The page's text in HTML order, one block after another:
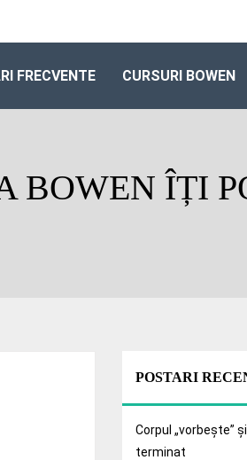
FRECVENTE CURSURI BOWEN
BOWEN ÎȚI
POSTARI
Corpul „vorbește”
terminat